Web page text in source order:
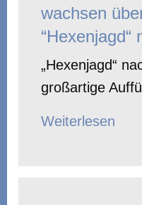
wachsen
“Hexenjagd“
„Hexenjagd“
großartige
Weiterlesen